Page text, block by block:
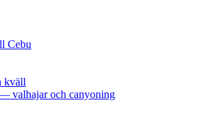
Cebu
kväll
valhajar och canyoning